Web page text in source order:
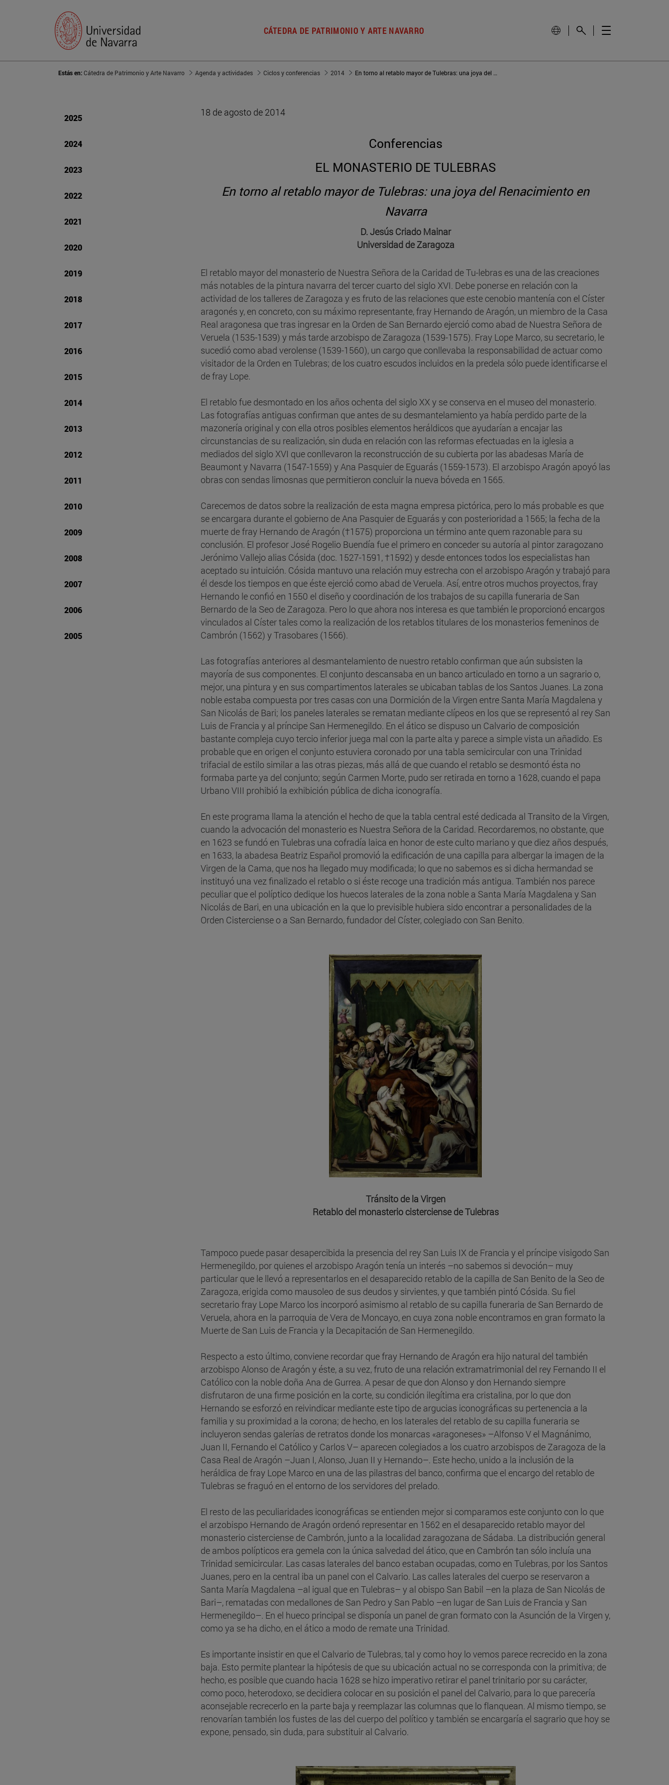
CÁTEDRA DE PATRIMONIO Y ARTE NAVARRO
Estás en:Cátedra de Patrimonio y Arte Navarro Agenda y actividades Ciclos y conferencias 2014 En torno al retablo mayor de Tulebras: una joya del Renacimiento en Navarra
2025
2024
2023
2022
2021
2020
2019
2018
2017
2016
2015
2014
2013
2012
2011
2010
2009
2008
2007
2006
2005
18 de agosto de 2014
Conferencias
EL MONASTERIO DE TULEBRAS
En torno al retablo mayor de Tulebras: una joya del Renacimiento en
Navarra
D. Jesús Criado Mainar
Universidad de Zaragoza
El retablo mayor del monasterio de Nuestra Señora de la Caridad de Tu-lebras es una de las creaciones
más notables de la pintura navarra del tercer cuarto del siglo XVI. Debe ponerse en relación con la
actividad de los talleres de Zaragoza y es fruto de las relaciones que este cenobio mantenía con el Císter
aragonés y, en concreto, con su máximo representante, fray Hernando de Aragón, un miembro de la Casa
Real aragonesa que tras ingresar en la Orden de San Bernardo ejerció como abad de Nuestra Señora de
Veruela (1535-1539) y más tarde arzobispo de Zaragoza (1539-1575). Fray Lope Marco, su secretario, le
sucedió como abad verolense (1539-1560), un cargo que conllevaba la responsabilidad de actuar como
visitador de la Orden en Tulebras; de los cuatro escudos incluidos en la predela sólo puede identificarse el
de fray Lope.
El retablo fue desmontado en los años ochenta del siglo XX y se conserva en el museo del monasterio.
Las fotografías antiguas confirman que antes de su desmantelamiento ya había perdido parte de la
mazonería original y con ella otros posibles elementos heráldicos que ayudarían a encajar las
circunstancias de su realización, sin duda en relación con las reformas efectuadas en la iglesia a
mediados del siglo XVI que conllevaron la reconstrucción de su cubierta por las abadesas María de
Beaumont y Navarra (1547-1559) y Ana Pasquier de Eguarás (1559-1573). El arzobispo Aragón apoyó las
obras con sendas limosnas que permitieron concluir la nueva bóveda en 1565.
Carecemos de datos sobre la realización de esta magna empresa pictórica, pero lo más probable es que
se encargara durante el gobierno de Ana Pasquier de Eguarás y con posterioridad a 1565; la fecha de la
muerte de fray Hernando de Aragón (†1575) proporciona un término ante quem razonable para su
conclusión. El profesor José Rogelio Buendía fue el primero en conceder su autoría al pintor zaragozano
Jerónimo Vallejo alias Cósida (doc. 1527-1591, †1592) y desde entonces todos los especialistas han
aceptado su intuición. Cósida mantuvo una relación muy estrecha con el arzobispo Aragón y trabajó para
él desde los tiempos en que éste ejerció como abad de Veruela. Así, entre otros muchos proyectos, fray
Hernando le confió en 1550 el diseño y coordinación de los trabajos de su capilla funeraria de San
Bernardo de la Seo de Zaragoza. Pero lo que ahora nos interesa es que también le proporcionó encargos
vinculados al Císter tales como la realización de los retablos titulares de los monasterios femeninos de
Cambrón (1562) y Trasobares (1566).
Las fotografías anteriores al desmantelamiento de nuestro retablo confirman que aún subsisten la
mayoría de sus componentes. El conjunto descansaba en un banco articulado en torno a un sagrario o,
mejor, una pintura y en sus compartimentos laterales se ubicaban tablas de los Santos Juanes. La zona
noble estaba compuesta por tres casas con una Dormición de la Virgen entre Santa María Magdalena y
San Nicolás de Bari; los paneles laterales se rematan mediante clípeos en los que se representó al rey San
Luis de Francia y al príncipe San Hermenegildo. En el ático se dispuso un Calvario de composición
bastante compleja cuyo tercio inferior juega mal con la parte alta y parece a simple vista un añadido. Es
probable que en origen el conjunto estuviera coronado por una tabla semicircular con una Trinidad
trifacial de estilo similar a las otras piezas, más allá de que cuando el retablo se desmontó ésta no
formaba parte ya del conjunto; según Carmen Morte, pudo ser retirada en torno a 1628, cuando el papa
Urbano VIII prohibió la exhibición pública de dicha iconografía.
En este programa llama la atención el hecho de que la tabla central esté dedicada al Transito de la Virgen,
cuando la advocación del monasterio es Nuestra Señora de la Caridad. Recordaremos, no obstante, que
en 1623 se fundó en Tulebras una cofradía laica en honor de este culto mariano y que diez años después,
en 1633, la abadesa Beatriz Español promovió la edificación de una capilla para albergar la imagen de la
Virgen de la Cama, que nos ha llegado muy modificada; lo que no sabemos es si dicha hermandad se
instituyó una vez finalizado el retablo o si éste recoge una tradición más antigua. También nos parece
peculiar que el políptico dedique los huecos laterales de la zona noble a Santa María Magdalena y San
Nicolás de Bari, en una ubicación en la que lo previsible hubiera sido encontrar a personalidades de la
Orden Cisterciense o a San Bernardo, fundador del Císter, colegiado con San Benito.
Tránsito de la Virgen
Retablo del monasterio cisterciense de Tulebras
Tampoco puede pasar desapercibida la presencia del rey San Luis IX de Francia y el príncipe visigodo San
Hermenegildo, por quienes el arzobispo Aragón tenía un interés –no sabemos si devoción– muy
particular que le llevó a representarlos en el desaparecido retablo de la capilla de San Benito de la Seo de
Zaragoza, erigida como mausoleo de sus deudos y sirvientes, y que también pintó Cósida. Su fiel
secretario fray Lope Marco los incorporó asimismo al retablo de su capilla funeraria de San Bernardo de
Veruela, ahora en la parroquia de Vera de Moncayo, en cuya zona noble encontramos en gran formato la
Muerte de San Luis de Francia y la Decapitación de San Hermenegildo.
Respecto a esto último, conviene recordar que fray Hernando de Aragón era hijo natural del también
arzobispo Alonso de Aragón y éste, a su vez, fruto de una relación extramatrimonial del rey Fernando II el
Católico con la noble doña Ana de Gurrea. A pesar de que don Alonso y don Hernando siempre
disfrutaron de una firme posición en la corte, su condición ilegítima era cristalina, por lo que don
Hernando se esforzó en reivindicar mediante este tipo de argucias iconográficas su pertenencia a la
familia y su proximidad a la corona; de hecho, en los laterales del retablo de su capilla funeraria se
incluyeron sendas galerías de retratos donde los monarcas «aragoneses» –Alfonso V el Magnánimo,
Juan II, Fernando el Católico y Carlos V– aparecen colegiados a los cuatro arzobispos de Zaragoza de la
Casa Real de Aragón –Juan I, Alonso, Juan II y Hernando–. Este hecho, unido a la inclusión de la
heráldica de fray Lope Marco en una de las pilastras del banco, confirma que el encargo del retablo de
Tulebras se fraguó en el entorno de los servidores del prelado.
El resto de las peculiaridades iconográficas se entienden mejor si comparamos este conjunto con lo que
el arzobispo Hernando de Aragón ordenó representar en 1562 en el desaparecido retablo mayor del
monasterio cisterciense de Cambrón, junto a la localidad zaragozana de Sádaba. La distribución general
de ambos polípticos era gemela con la única salvedad del ático, que en Cambrón tan sólo incluía una
Trinidad semicircular. Las casas laterales del banco estaban ocupadas, como en Tulebras, por los Santos
Juanes, pero en la central iba un panel con el Calvario. Las calles laterales del cuerpo se reservaron a
Santa María Magdalena –al igual que en Tulebras– y al obispo San Babil –en la plaza de San Nicolás de
Bari–, rematadas con medallones de San Pedro y San Pablo –en lugar de San Luis de Francia y San
Hermenegildo–. En el hueco principal se disponía un panel de gran formato con la Asunción de la Virgen y,
como ya se ha dicho, en el ático a modo de remate una Trinidad.
Es importante insistir en que el Calvario de Tulebras, tal y como hoy lo vemos parece recrecido en la zona
baja. Esto permite plantear la hipótesis de que su ubicación actual no se corresponda con la primitiva; de
hecho, es posible que cuando hacia 1628 se hizo imperativo retirar el panel trinitario por su carácter,
como poco, heterodoxo, se decidiera colocar en su posición el panel del Calvario, para lo que parecería
aconsejable recrecerlo en la parte baja y reemplazar las columnas que lo flanquean. Al mismo tiempo, se
renovarían también los fustes de las del cuerpo del político y también se encargaría el sagrario que hoy se
expone, pensado, sin duda, para substituir al Calvario.